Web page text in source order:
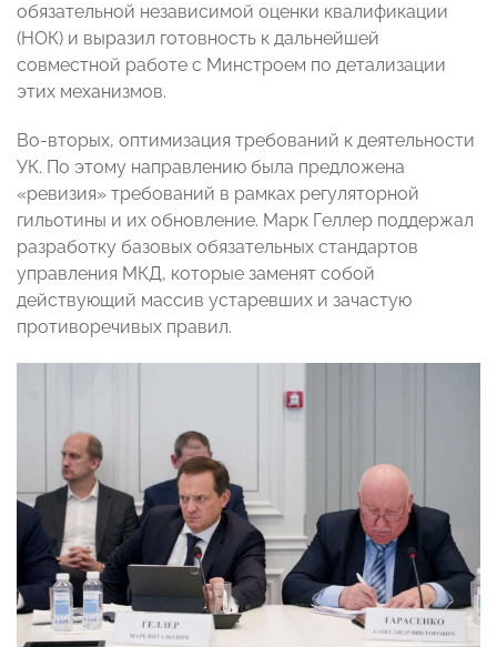
обязательной независимой оценки квалификации
(НОК) и выразил готовность к дальнейшей
совместной работе с Минстроем по детализации
этих механизмов.
Во-вторых, оптимизация требований к деятельности
УК. По этому направлению была предложена
«ревизия» требований в рамках регуляторной
гильотины и их обновление. Марк Геллер поддержал
разработку базовых обязательных стандартов
управления МКД, которые заменят собой
действующий массив устаревших и зачастую
противоречивых правил.